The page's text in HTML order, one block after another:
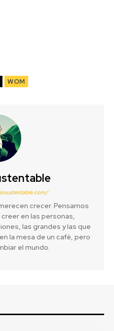
WOM
crecer. Pensamos
en las personas,
las grandes y las que
la mesa de un café, pero
el mundo.